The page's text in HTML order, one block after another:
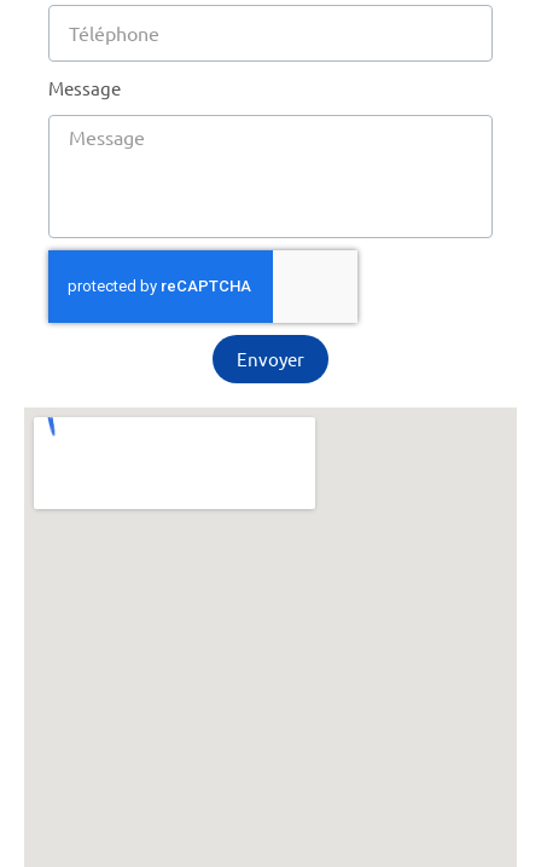
Message
Envoyer